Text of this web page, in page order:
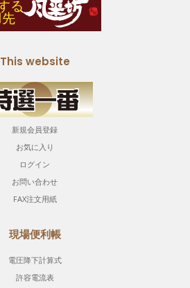
This website
新規会員登録
お気に入り
ログイン
お問い合わせ
FAX注文用紙
現場便利帳
電圧降下計算式
許容電流表